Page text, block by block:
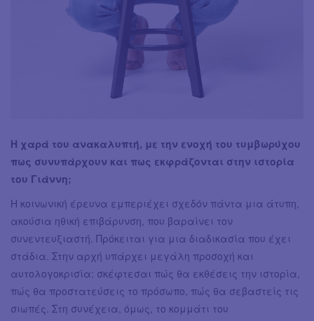
Η χαρά του ανακαλυπτή, με την ενοχή του τυμβωρύχου
πως συνυπάρχουν και πως εκφράζονται στην ιστορία
του Γιάννη;
Η κοινωνική έρευνα εμπεριέχει σχεδόν πάντα μια άτυπη,
ακούσια ηθική επιβάρυνση, που βαραίνει τον
συνεντευξιαστή. Πρόκειται για μια διαδικασία που έχει
στάδια. Στην αρχή υπάρχει μεγάλη προσοχή και
αυτολογοκρισία: σκέφτεσαι πώς θα εκθέσεις την ιστορία,
πώς θα προστατεύσεις το πρόσωπο, πώς θα σεβαστείς τις
σιωπές. Στη συνέχεια, όμως, το κομμάτι του